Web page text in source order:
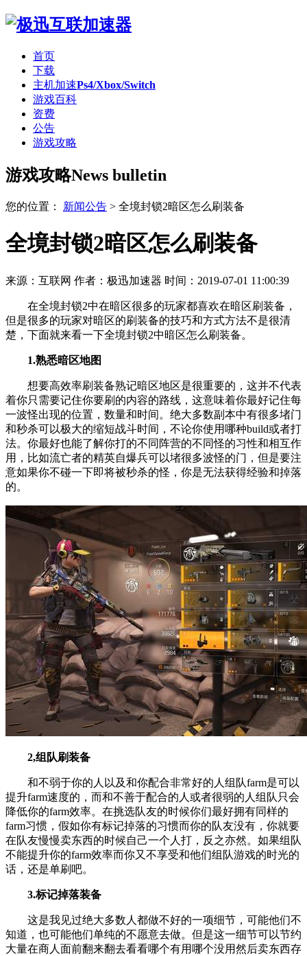
首页
下载
主机加速Ps4/Xbox/Switch
游戏百科
资费
公告
游戏攻略
游戏攻略News bulletin
您的位置： 新闻公告 > 全境封锁2暗区怎么刷装备
全境封锁2暗区怎么刷装备
来源：互联网 作者：极迅加速器 时间：2019-07-01 11:00:39
在全境封锁2中在暗区很多的玩家都喜欢在暗区刷装备，
但是很多的玩家对暗区的刷装备的技巧和方式方法不是很清
楚，下面就来看一下全境封锁2中暗区怎么刷装备。
1.熟悉暗区地图
想要高效率刷装备熟记暗区地区是很重要的，这并不代表
着你只需要记住你要刷的内容的路线，这意味着你最好记住每
一波怪出现的位置，数量和时间。绝大多数副本中有很多堵门
和秒杀可以极大的缩短战斗时间，不论你使用哪种build或者打
法。你最好也能了解你打的不同阵营的不同怪的习性和相互作
用，比如流亡者的精英自爆兵可以堵很多波怪的门，但是要注
意如果你不碰一下即将被秒杀的怪，你是无法获得经验和掉落
的。
2,组队刷装备
和不弱于你的人以及和你配合非常好的人组队farm是可以
提升farm速度的，而和不善于配合的人或者很弱的人组队只会
降低你的farm效率。在挑选队友的时候你们最好拥有同样的
farm习惯，假如你有标记掉落的习惯而你的队友没有，你就要
在队友慢慢卖东西的时候自己一个人打，反之亦然。如果组队
不能提升你的farm效率而你又不享受和他们组队游戏的时光的
话，还是单刷吧。
3.标记掉落装备
这是我见过绝大多数人都做不好的一项细节，可能他们不
知道，也可能他们单纯的不愿意去做。但是这一细节可以节约
大量在商人面前翻来翻去看看哪个有用哪个没用然后卖东西存